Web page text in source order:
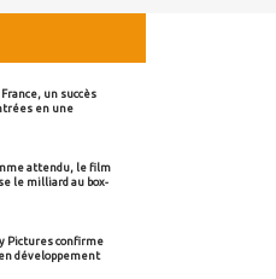
un succès
en une
attendu, le film
le milliard au box-
Pictures confirme
développement